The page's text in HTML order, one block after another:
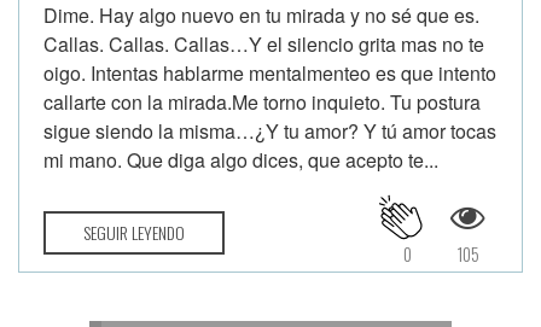
Dime. Hay algo nuevo en tu mirada y no sé que es.
Callas. Callas. Callas…Y el silencio grita mas no te
oigo. Intentas hablarme mentalmenteo es que intento
callarte con la mirada.Me torno inquieto. Tu postura
sigue siendo la misma…¿Y tu amor? Y tú amor tocas
mi mano. Que diga algo dices, que acepto te...
SEGUIR LEYENDO
105
0